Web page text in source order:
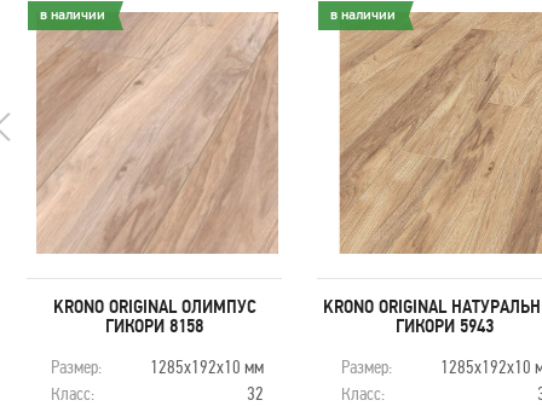
в наличии
KRONO ORIGINAL ОЛИМПУС
ГИКОРИ 8158
Размер:
1285х192х10 мм
Класс:
32
в наличии
KRONO ORIGINAL
ГИКОРИ 5943
Размер:
1285х192х10
Класс: